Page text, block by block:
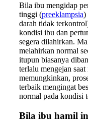
Bila ibu mengidap
tinggi (preeklampsia)
darah tidak
kondisi ibu dan
segera dilahirkan.
melahirkan normal
itupun biasanya
terlalu mengejan
memungkinkan,
terbaik mengingat
normal pada kondisi
Bila ibu hamil